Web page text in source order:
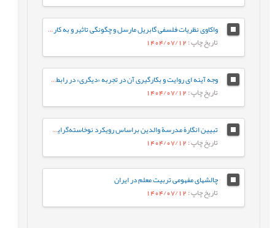
واکاوی نظریات فلسفی گابریل مارسل و چگونگی تاثیر و به کارگیری آن در ایجاد مهارت جراتمندی توسط معلم
تاریخ چاپ: 1404/07/12
وجه آینه ای روایت و بکارگیری آن در تجربه «دیگری» در رابطه تربیتی: طرحی برای تربیت همدلانه معلم
تاریخ چاپ: 1404/07/12
تبیین انگارۀ مدرسة والدین براساس رویکرد نوخاسته‌گرایی، و تقش آن در اعتلای تربیت دوران کودکی
تاریخ چاپ: 1404/07/12
چالشهای مفهومی تربیت معلم در ایران
تاریخ چاپ: 1404/07/12